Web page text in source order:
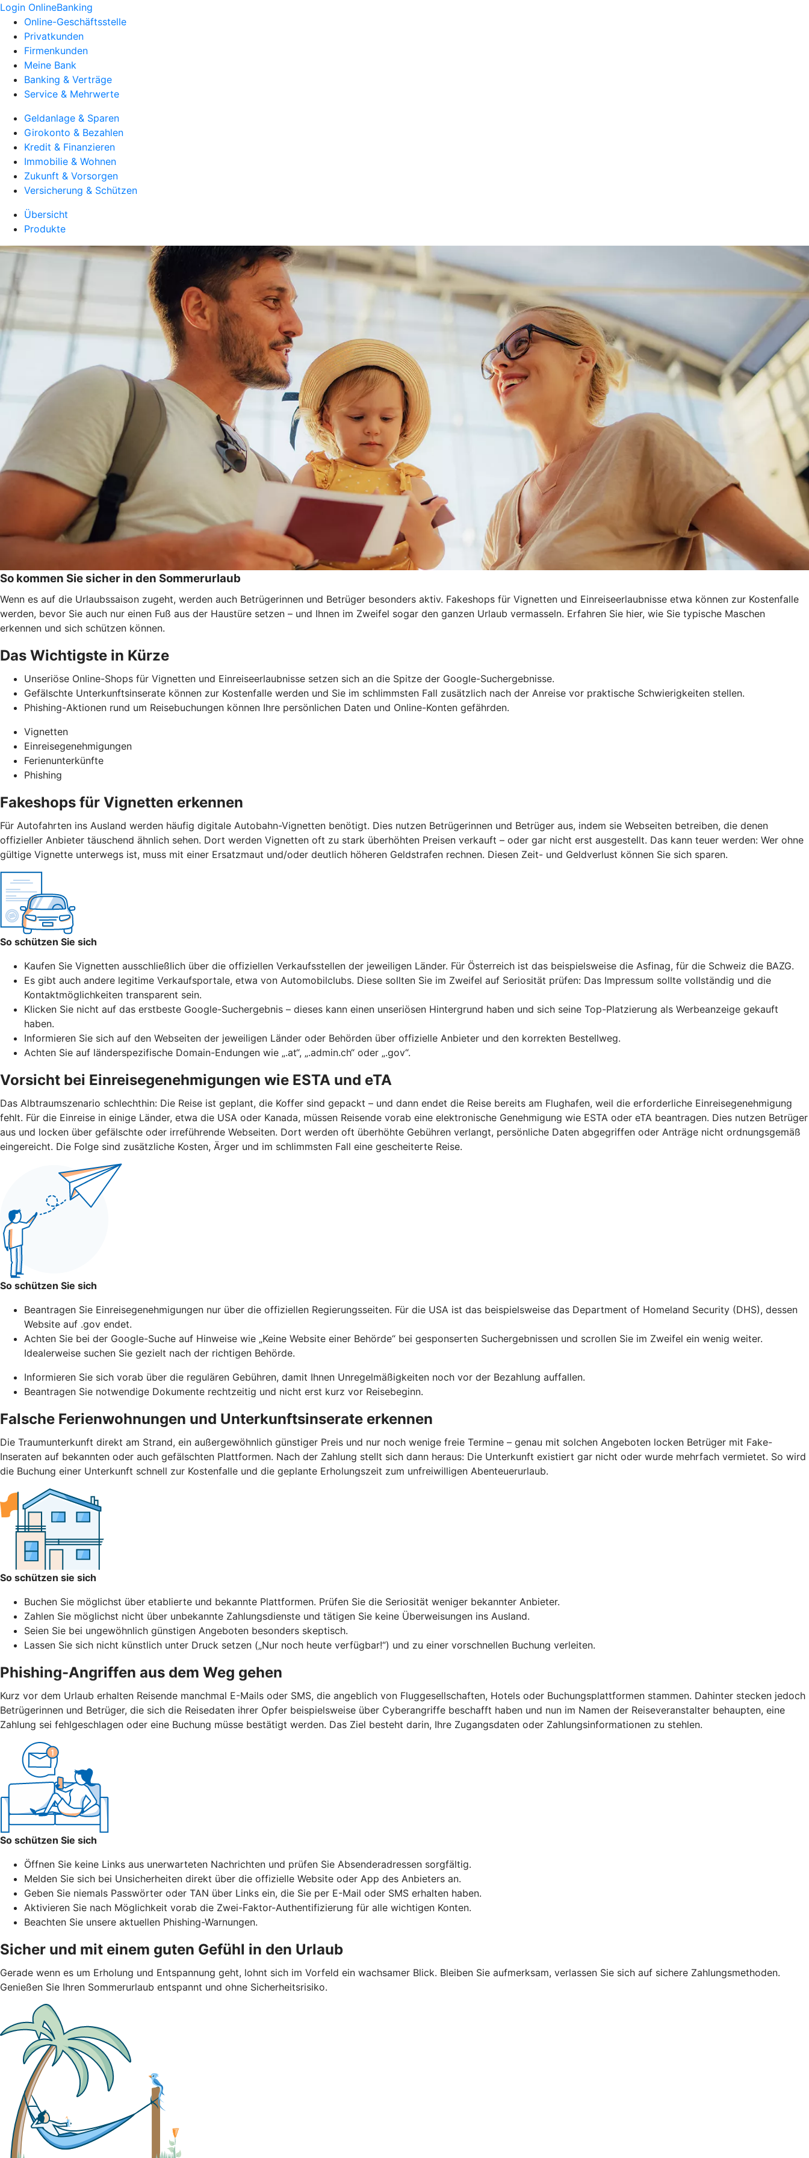
Login OnlineBanking
Online-Geschäftsstelle
Privatkunden
Firmenkunden
Meine Bank
Banking & Verträge
Service & Mehrwerte
Geldanlage & Sparen
Girokonto & Bezahlen
Kredit & Finanzieren
Immobilie & Wohnen
Zukunft & Vorsorgen
Versicherung & Schützen
Übersicht
Produkte
So kommen Sie sicher in den Sommerurlaub
Wenn es auf die Urlaubssaison zugeht, werden auch Betrügerinnen und Betrüger besonders aktiv. Fakeshops für Vignetten und Einreiseerlaubnisse etwa können zur Kostenfalle
werden, bevor Sie auch nur einen Fuß aus der Haustüre setzen – und Ihnen im Zweifel sogar den ganzen Urlaub vermasseln. Erfahren Sie hier, wie Sie typische Maschen
erkennen und sich schützen können.
Das Wichtigste in Kürze
Unseriöse Online-Shops für Vignetten und Einreiseerlaubnisse setzen sich an die Spitze der Google-Suchergebnisse.
Gefälschte Unterkunftsinserate können zur Kostenfalle werden und Sie im schlimmsten Fall zusätzlich nach der Anreise vor praktische Schwierigkeiten stellen.
Phishing-Aktionen rund um Reisebuchungen können Ihre persönlichen Daten und Online-Konten gefährden.
Vignetten
Einreisegenehmigungen
Ferienunterkünfte
Phishing
Fakeshops für Vignetten erkennen
Für Autofahrten ins Ausland werden häufig digitale Autobahn-Vignetten benötigt. Dies nutzen Betrügerinnen und Betrüger aus, indem sie Webseiten betreiben, die denen
offizieller Anbieter täuschend ähnlich sehen. Dort werden Vignetten oft zu stark überhöhten Preisen verkauft – oder gar nicht erst ausgestellt. Das kann teuer werden: Wer ohne
gültige Vignette unterwegs ist, muss mit einer Ersatzmaut und/oder deutlich höheren Geldstrafen rechnen. Diesen Zeit- und Geldverlust können Sie sich sparen.
So schützen Sie sich
Kaufen Sie Vignetten ausschließlich über die offiziellen Verkaufsstellen der jeweiligen Länder. Für Österreich ist das beispielsweise die Asfinag, für die Schweiz die BAZG.
Es gibt auch andere legitime Verkaufsportale, etwa von Automobilclubs. Diese sollten Sie im Zweifel auf Seriosität prüfen: Das Impressum sollte vollständig und die
Kontaktmöglichkeiten transparent sein.
Klicken Sie nicht auf das erstbeste Google-Suchergebnis – dieses kann einen unseriösen Hintergrund haben und sich seine Top-Platzierung als Werbeanzeige gekauft
haben.
Informieren Sie sich auf den Webseiten der jeweiligen Länder oder Behörden über offizielle Anbieter und den korrekten Bestellweg.
Achten Sie auf länderspezifische Domain-Endungen wie „.at“, „.admin.ch“ oder „.gov“.
Vorsicht bei Einreisegenehmigungen wie ESTA und eTA
Das Albtraumszenario schlechthin: Die Reise ist geplant, die Koffer sind gepackt – und dann endet die Reise bereits am Flughafen, weil die erforderliche Einreisegenehmigung
fehlt. Für die Einreise in einige Länder, etwa die USA oder Kanada, müssen Reisende vorab eine elektronische Genehmigung wie ESTA oder eTA beantragen. Dies nutzen Betrüger
aus und locken über gefälschte oder irreführende Webseiten. Dort werden oft überhöhte Gebühren verlangt, persönliche Daten abgegriffen oder Anträge nicht ordnungsgemäß
eingereicht. Die Folge sind zusätzliche Kosten, Ärger und im schlimmsten Fall eine gescheiterte Reise.
So schützen Sie sich
Beantragen Sie Einreisegenehmigungen nur über die offiziellen Regierungsseiten. Für die USA ist das beispielsweise das Department of Homeland Security (DHS), dessen
Website auf .gov endet.
Achten Sie bei der Google-Suche auf Hinweise wie „Keine Website einer Behörde“ bei gesponserten Suchergebnissen und scrollen Sie im Zweifel ein wenig weiter.
Idealerweise suchen Sie gezielt nach der richtigen Behörde.
Informieren Sie sich vorab über die regulären Gebühren, damit Ihnen Unregelmäßigkeiten noch vor der Bezahlung auffallen.
Beantragen Sie notwendige Dokumente rechtzeitig und nicht erst kurz vor Reisebeginn.
Falsche Ferienwohnungen und Unterkunftsinserate erkennen
Die Traumunterkunft direkt am Strand, ein außergewöhnlich günstiger Preis und nur noch wenige freie Termine – genau mit solchen Angeboten locken Betrüger mit Fake-
Inseraten auf bekannten oder auch gefälschten Plattformen. Nach der Zahlung stellt sich dann heraus: Die Unterkunft existiert gar nicht oder wurde mehrfach vermietet. So wird
die Buchung einer Unterkunft schnell zur Kostenfalle und die geplante Erholungszeit zum unfreiwilligen Abenteuerurlaub.
So schützen sie sich
Buchen Sie möglichst über etablierte und bekannte Plattformen. Prüfen Sie die Seriosität weniger bekannter Anbieter.
Zahlen Sie möglichst nicht über unbekannte Zahlungsdienste und tätigen Sie keine Überweisungen ins Ausland.
Seien Sie bei ungewöhnlich günstigen Angeboten besonders skeptisch.
Lassen Sie sich nicht künstlich unter Druck setzen („Nur noch heute verfügbar!“) und zu einer vorschnellen Buchung verleiten.
Phishing-Angriffen aus dem Weg gehen
Kurz vor dem Urlaub erhalten Reisende manchmal E-Mails oder SMS, die angeblich von Fluggesellschaften, Hotels oder Buchungsplattformen stammen. Dahinter stecken jedoch
Betrügerinnen und Betrüger, die sich die Reisedaten ihrer Opfer beispielsweise über Cyberangriffe beschafft haben und nun im Namen der Reiseveranstalter behaupten, eine
Zahlung sei fehlgeschlagen oder eine Buchung müsse bestätigt werden. Das Ziel besteht darin, Ihre Zugangsdaten oder Zahlungsinformationen zu stehlen.
So schützen Sie sich
Öffnen Sie keine Links aus unerwarteten Nachrichten und prüfen Sie Absenderadressen sorgfältig.
Melden Sie sich bei Unsicherheiten direkt über die offizielle Website oder App des Anbieters an.
Geben Sie niemals Passwörter oder TAN über Links ein, die Sie per E-Mail oder SMS erhalten haben.
Aktivieren Sie nach Möglichkeit vorab die Zwei-Faktor-Authentifizierung für alle wichtigen Konten.
Beachten Sie unsere aktuellen Phishing-Warnungen.
Sicher und mit einem guten Gefühl in den Urlaub
Gerade wenn es um Erholung und Entspannung geht, lohnt sich im Vorfeld ein wachsamer Blick. Bleiben Sie aufmerksam, verlassen Sie sich auf sichere Zahlungsmethoden.
Genießen Sie Ihren Sommerurlaub entspannt und ohne Sicherheitsrisiko.